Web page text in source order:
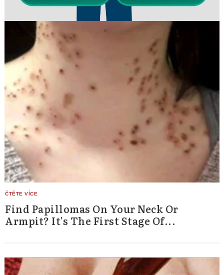
Find Papillomas On Your Neck Or
Armpit? It's The First Stage Of...